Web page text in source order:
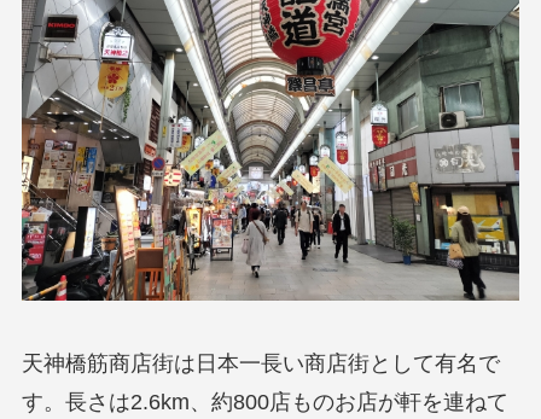
天神橋筋商店街は日本一長い商店街として有名で
す。長さは2.6km、約800店ものお店が軒を連ねて